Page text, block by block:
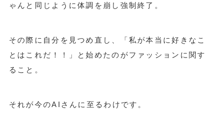
ゃんと同じように体調を崩し強制終了。
その際に自分を見つめ直し、「私が本当に好きなこ
とはこれだ！！」と始めたのがファッションに関す
ること。
それが今のAIさんに至るわけです。